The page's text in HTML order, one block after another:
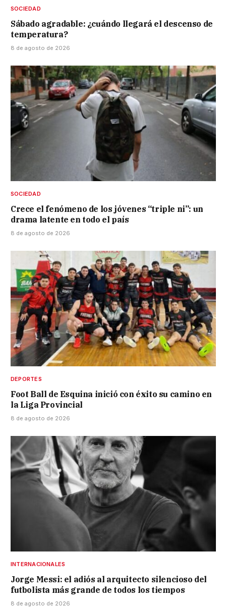
SOCIEDAD
Sábado agradable: ¿cuándo llegará el descenso de
temperatura?
8 de agosto de 2026
SOCIEDAD
Crece el fenómeno de los jóvenes “triple ni”: un
drama latente en todo el país
8 de agosto de 2026
DEPORTES
Foot Ball de Esquina inició con éxito su camino en
la Liga Provincial
8 de agosto de 2026
INTERNACIONALES
Jorge Messi: el adiós al arquitecto silencioso del
futbolista más grande de todos los tiempos
8 de agosto de 2026